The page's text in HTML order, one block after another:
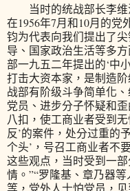
当时的统战部长李维
在1956年7月和10月的党
钧为代表向我们提出了
导、国家政治生活等多
部一九五二年提出的‘中
打击大资本家，是制造
战部有阶级斗争简单化
党员、进步分子怀疑和
八扣，使工商业者受到无
反’的案件，处分过重的
个头’，号召工商业者不
这些观点，当时受到一
情。”“罗隆基、章乃器
等，党外人士怕党员，